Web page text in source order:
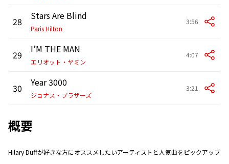
28 Stars Are Blind
Paris Hilton
3:56
29 I’M THE MAN
エリオット・ヤミン
4:07
30 Year 3000
ジョナス・ブラザーズ
3:21
概要
Hilary Duffが好きな方にオススメしたいアーティストと人気曲をピックアップ